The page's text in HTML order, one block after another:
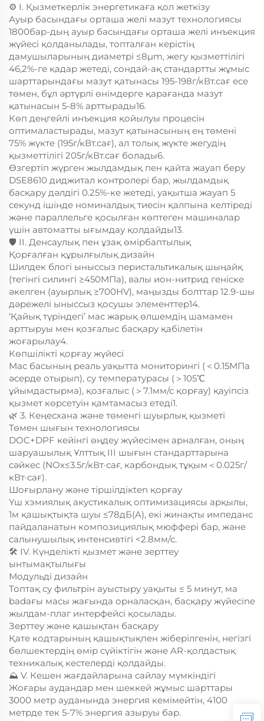
⚙️ I. Қызметкерлік энергетикаға қол жеткізу
Ауыр басындағы орташа желі мазут технологиясы
1800бар-дың ауыр басындағы орташа желі инъекция
жүйесі қолданылады, топталған керістің
дамушыларының диаметрі ≤8μm, жегу қызметтілігі
46,2%-ге қадар жетеді, сондай-ақ стандартты жұмыс
шарттарындағы мазут қатынасы 195-198г/кВт.сағ есе
төмен, бұл әртүрлі өнімдерге қарағанда мазут
қатынасын 5-8% арттырады16.
Көп деңгейлі инъекция қойылуы процесін
оптималастырады, мазут қатынасының ең төмені
75% жүкте (195г/кВт.сағ), ал толық жүкте жегудің
қызметтілігі 205г/кВт.сағ болады6.
Өзгертіп жүрген жылдамдық пен қайта жауап беру
DSE8610 диджитал контролері бар, жылдамдық
басқару дәлдігі 0.25%-ке жетеді, уақытша жауап 5
секунд ішінде номиналдық тиесін қалпына келтіреді
және параллельге қосылған көптеген машиналар
үшін автоматты ығымдау қолдайды13.
🛡️ II. Денсаулық пен ұзақ өмірбаптылық
Қорғалған құрылғылық дизайн
Шилдек блогі ыныссыз перистальтикалық шыңайқ
(тегінгі силингі ≥450МПа), валы ион-нитрид геніске
әкелген (ауырлық ≥700HV), маңызды болттар 12.9-шы
дәрежелі ыныссыз қосушы элементтер14.
‘Қайық түріндегі’ мас жарық өлшемдің шамамен
арттыруы мен қозғалыс басқару қабілетін
жоғарылау4.
Көпшілікті қорғау жүйесі
Мас басының реаль уақытта мониторингі (＜0.15МПа
әсерде отырып), су температурасы (＞105℃
ұйымдастырма), қозғалыс (＞7.1мм/с қорғау) қауіпсіз
қызмет көрсетуін қамтамасыз етеді1.
🌿 3. Кеңесхана және төменгі шуырлық қызметі
Төмен шығын технологиясы
DOC+DPF кейінгі өңдеу жүйесімен арналған, оның
шаруашылық Ұлттық III шығын стандарттарына
сәйкес (NOx≤3.5г/кВт·сағ, карбондық тұқым＜0.025г/
кВт·сағ).
Шоғырлану және тіршілдікten қорғау
Үш хэмиялық акустикалық оптимизациясы арқылы,
1м қашықтықта шуы ≤78дБ(A), екі жинақты импеданс
пайдаланатын композициялық мюффері бар, және
салынушылық интенсивтігі <2.8мм/с.
🛠️ IV. Күнделікті қызмет және зерттеу
ынтымақтылығы
Модульді дизайн
Топтақ су фильтрін ауыстыру уақыты ≤ 5 минут, ма
badaғы масы жағында орналасқан, басқару жүйесіne
жылдам-плаг интерфейсі қосылады.
Зерттеу және қашықтан басқару
Қате кодтарының қашықтықпен жіберілгенін, негізгі
бөлшектердің өмір сүйіктігін және AR-қолдастық
техникалық кестелерді қолдайды.
⛰️ V. Кешен жағдайларына сайлау мүмкіндігі
Жоғары аудандар мен шеккей жұмыс шарттары
3000 метр ауданында энергия кемімейтін, 4100
метрде тек 5-7% энергия азыруы бар.